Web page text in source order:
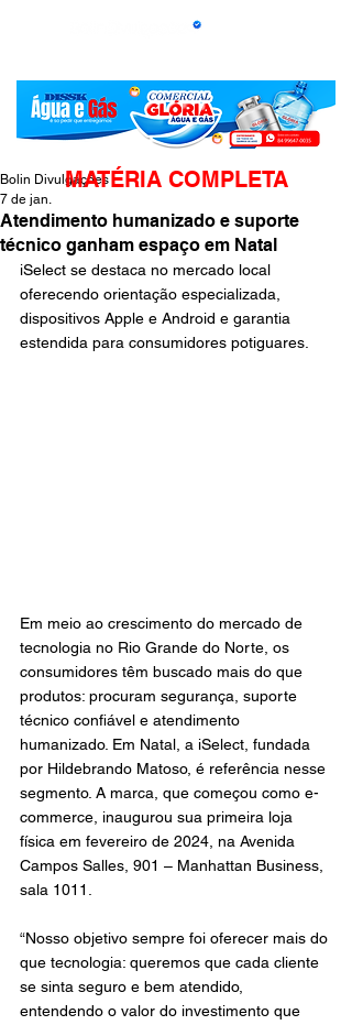
Atendimento humanizado e suporte
técnico ganham espaço em Natal
Bolin Divulgações
7 de jan.
iSelect se destaca no mercado local
oferecendo orientação especializada,
dispositivos Apple e Android e garantia
estendida para consumidores potiguares.
Em meio ao crescimento do mercado de
tecnologia no Rio Grande do Norte, os
consumidores têm buscado mais do que
produtos: procuram segurança, suporte
técnico confiável e atendimento
humanizado. Em Natal, a iSelect, fundada
por Hildebrando Matoso, é referência nesse
segmento. A marca, que começou como e-
commerce, inaugurou sua primeira loja
física em fevereiro de 2024, na Avenida
Campos Salles, 901 – Manhattan Business,
sala 1011.
“Nosso objetivo sempre foi oferecer mais do
que tecnologia: queremos que cada cliente
se sinta seguro e bem atendido,
entendendo o valor do investimento que
MATÉRIA COMPLETA